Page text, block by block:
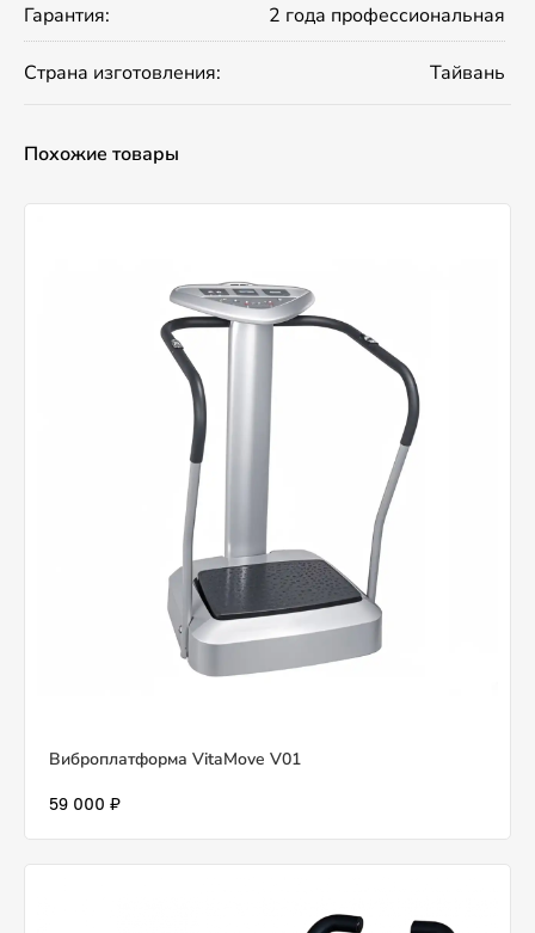
Гарантия: 2 года профессиональная
Страна изготовления: Тайвань
Похожие товары
Виброплатформа VitaMove V01
59 000 ₽